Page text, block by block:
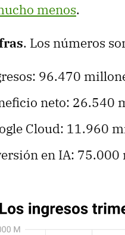
menos.
. Los números
96.470
neto: 26.540
Cloud: 11.960
en IA: